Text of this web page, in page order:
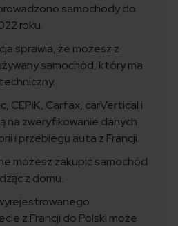
samochody do
roku.
sprawia, że możesz z
samochód, który ma
CEPiK, Carfax, carVertical i
na zweryfikowanie danych
i przebiegu auta z Francji.
możesz zakupić samochód
z domu.
z Francji do Polski może